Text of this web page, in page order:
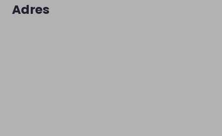
Adres